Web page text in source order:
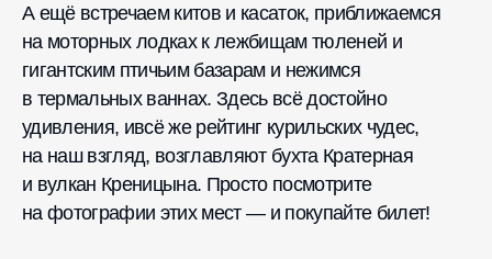
А ещё встречаем китов и касаток, приближаемся
на моторных лодках к лежбищам тюленей и
гигантским птичьим базарам и нежимся
в термальных ваннах. Здесь всё достойно
удивления, ивсё же рейтинг курильских чудес,
на наш взгляд, возглавляют бухта Кратерная
и вулкан Креницына. Просто посмотрите
на фотографии этих мест — и покупайте билет!